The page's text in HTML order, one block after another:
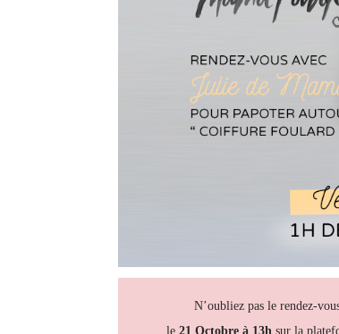
N’oubliez pas le rendez-
le 21 Octobre à 13h sur la